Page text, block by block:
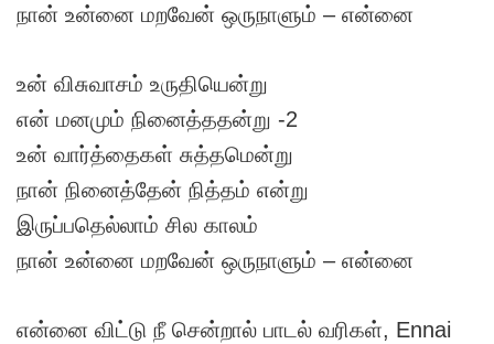
நான் உன்னை மறவேன் ஒருநாளும் – என்னை
உன் விசுவாசம் உருதியென்று
என் மனமும் நினைத்ததன்று -2
உன் வார்த்தைகள் சுத்தமென்று
நான் நினைத்தேன் நித்தம் என்று
இருப்பதெல்லாம் சில காலம்
நான் உன்னை மறவேன் ஒருநாளும் – என்னை
என்னை விட்டு நீ சென்றால் பாடல் வரிகள், Ennai